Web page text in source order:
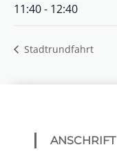
11:40 - 12:40
Stadtrundfahrt
ANSCHRIFT